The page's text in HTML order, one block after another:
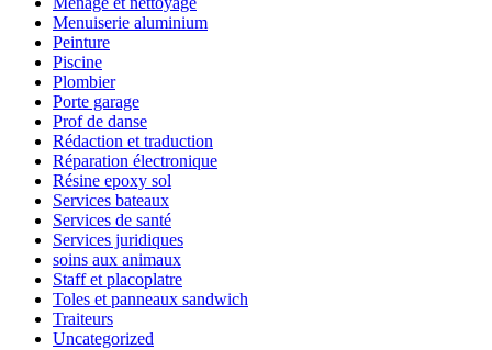
Menuiserie aluminium
Peinture
Piscine
Plombier
Porte garage
Prof de danse
Rédaction et traduction
Réparation électronique
Résine epoxy sol
Services bateaux
Services de santé
Services juridiques
soins aux animaux
Staff et placoplatre
Toles et panneaux sandwich
Traiteurs
Uncategorized